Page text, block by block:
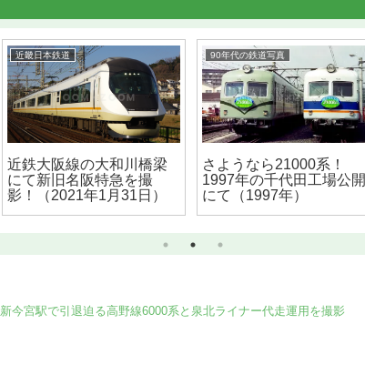
近畿日本鉄道
近鉄大阪線の大和川橋梁
にて新旧名阪特急を撮
影！（2021年1月31日）
90年代の鉄道写真
さようなら21000系！
1997年の千代田工場公開
にて（1997年）
新今宮駅で引退迫る高野線6000系と泉北ライナー代走運用を撮影